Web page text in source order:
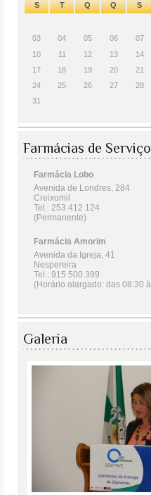
S T Q Q S
03
04 05 06 07
10
11 12 13 14
17
18 19 20 21
24
25 26 27 28
31
Farmácias de Serviço
Galeria